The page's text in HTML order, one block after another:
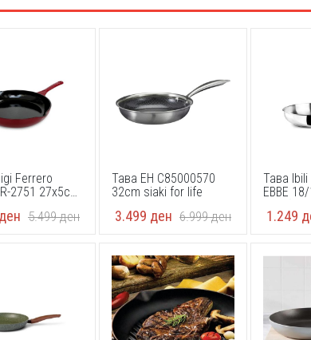
Ferrero
2751 27x5cm,
ден 5.499ден
Тава EH C85000570
32cm siaki for life
3.499 ден 6.999ден
Тава
EBBE
1.249